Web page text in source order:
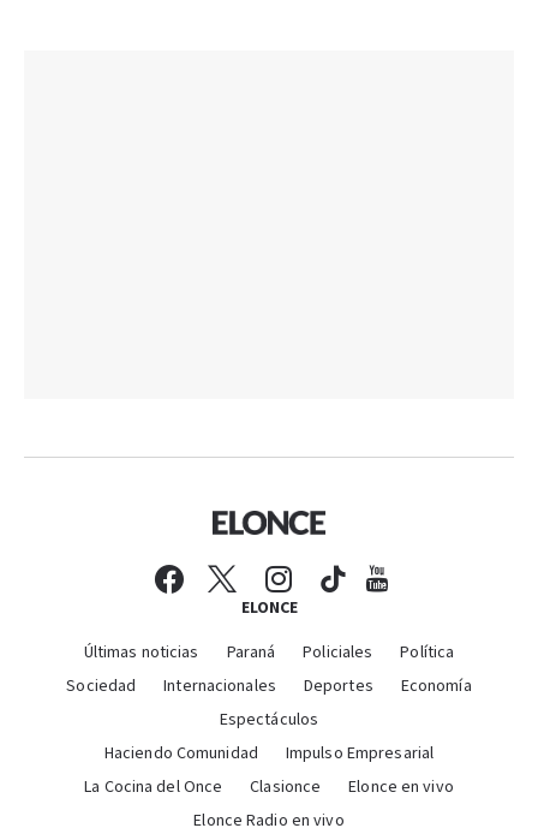
ELONCE
Últimas noticias Paraná Policiales
Política
Sociedad
Internacionales Deportes
Economía
Espectáculos
Haciendo Comunidad
Impulso Empresarial
La Cocina del Once
Clasionce
Elonce en vivo
Elonce Radio en vivo